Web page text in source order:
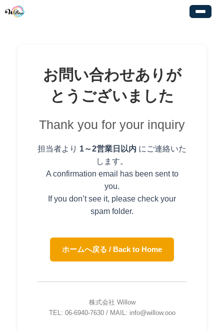
お問い合わせありが
とうございました
Thank you for your inquiry
担当者より 1～2営業日以内 にご連絡いた
します。
A confirmation email has been sent to
you.
If you don’t see it, please check your
spam folder.
ホームへ戻る / Back to Home
株式会社 Willow
TEL: 06-6940-7630 / MAIL: info@willow.ooo